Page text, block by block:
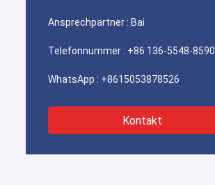
Ansprechpartner : Bai
Telefonnummer : +86 136-5548-8590
WhatsApp : +8615053878526
Kontakt